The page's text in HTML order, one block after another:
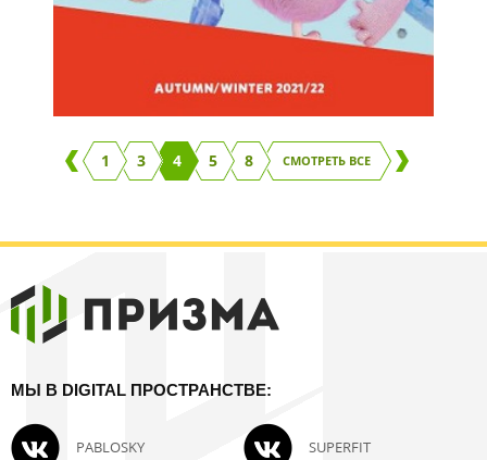
1 3 4 5 8 СМОТРЕТЬ ВСЕ
МЫ В DIGITAL ПРОСТРАНСТВЕ:
PABLOSKY SUPERFIT